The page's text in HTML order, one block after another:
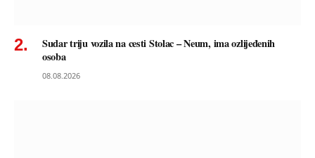
Sudar triju vozila na cesti Stolac – Neum, ima ozlijeđenih
osoba
08.08.2026